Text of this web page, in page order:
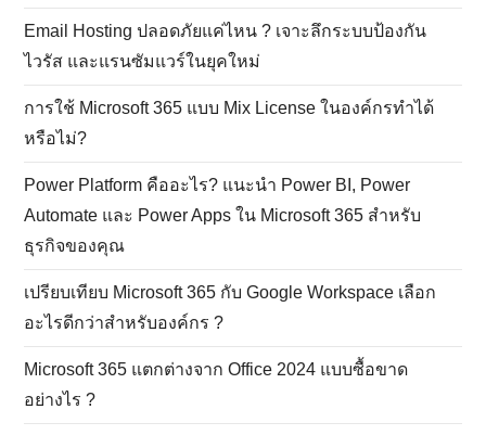
Email Hosting ปลอดภัยแค่ไหน ? เจาะลึกระบบป้องกัน
ไวรัส และแรนซัมแวร์ในยุคใหม่
การใช้ Microsoft 365 แบบ Mix License ในองค์กรทำได้
หรือไม่?
Power Platform คืออะไร? แนะนำ Power BI, Power
Automate และ Power Apps ใน Microsoft 365 สำหรับ
ธุรกิจของคุณ
เปรียบเทียบ Microsoft 365 กับ Google Workspace เลือก
อะไรดีกว่าสำหรับองค์กร ?
Microsoft 365 แตกต่างจาก Office 2024 แบบซื้อขาด
อย่างไร ?